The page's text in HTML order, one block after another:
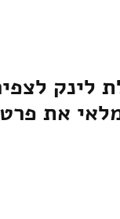
לינק
את